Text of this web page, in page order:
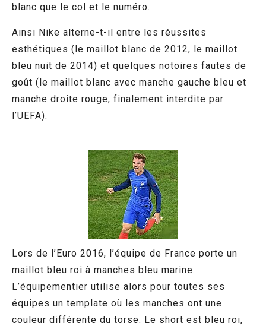
blanc que le col et le numéro.
Ainsi Nike alterne-t-il entre les réussites
esthétiques (le maillot blanc de 2012, le maillot
bleu nuit de 2014) et quelques notoires fautes de
goût (le maillot blanc avec manche gauche bleu et
manche droite rouge, finalement interdite par
l’UEFA).
Lors de l’Euro 2016, l’équipe de France porte un
maillot bleu roi à manches bleu marine.
L’équipementier utilise alors pour toutes ses
équipes un template où les manches ont une
couleur différente du torse. Le short est bleu roi,